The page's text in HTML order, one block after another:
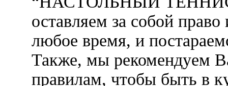
оставляем за собой
любое время, и
Также, мы рекомендуем
правилам, чтобы быть в